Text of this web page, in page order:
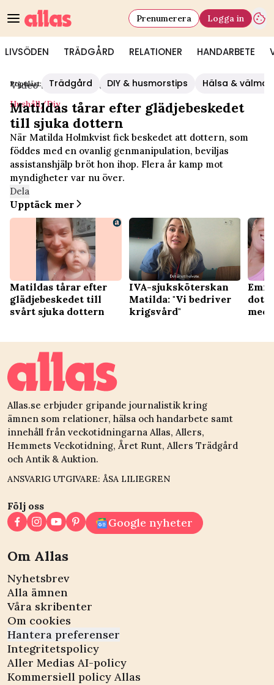
LIVSÖDEN TRÄDGÅRD RELATIONER HANDARBETE
Prenumerera Logga in
Populärt: Trädgård DIY & husmorstips Hälsa &
Video Start/Hushåll/diy
Hushåll/diy
Matildas tårar efter glädjebeskedet
till sjuka dottern
När Matilda Holmkvist fick beskedet att dottern, som
föddes med en ovanlig genmanipulation, beviljas
assistanshjälp bröt hon ihop. Flera år kamp mot
myndigheter var nu över.
Dela
Upptäck mer
Matildas tårar efter
glädjebeskedet till
svårt sjuka dottern
IVA-sjuksköterskan
Matilda: "Vi bedriver
krigsvård"
Allas.se erbjuder gripande journalistik kring
ämnen som relationer, hälsa och handarbete samt
innehåll från veckotidningarna Allas, Allers,
Hemmets Veckotidning, Året Runt, Allers Trädgård
och Antik & Auktion.
ANSVARIG UTGIVARE: ÅSA LILIEGREN
Följ oss
Google nyheter
Om Allas
Nyhetsbrev
Alla ämnen
Våra skribenter
Om cookies
Hantera preferenser
Integritetspolicy
Aller Medias AI-policy
Kommersiell policy Allas